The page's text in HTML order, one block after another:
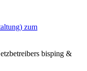
zum
bisping &